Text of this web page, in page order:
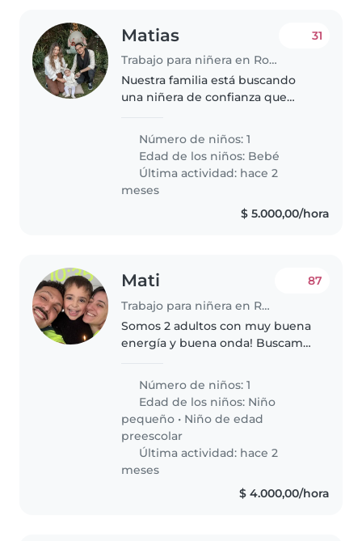
Matias
Trabajo para niñera en Rosario
31
Nuestra familia está buscando
una niñera de confianza que
hijos, uno de 1 año y otro de 3
años. Necesitamos una niñera
que se sienta cómoda con las
Número de niños: 1
Edad de los niños: Bebé
Última actividad: hace 2
meses
$ 5.000,00/hora
Mati
Trabajo para niñera en Rosario
87
Somos 2 adultos con muy buena
energía y buena onda! Buscamos
a nuestro hijo de 3 años !
Trabajamos desde casa, por lo q
muchas veces vamos a
compartir..
Número de niños: 1
Edad de los niños: Niño
pequeño • Niño de edad
preescolar
Última actividad: hace 2
meses
$ 4.000,00/hora